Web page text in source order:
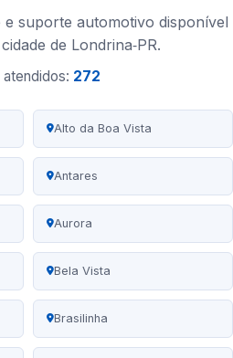
suporte automotivo disponível
de Londrina‑PR.
atendidos: 272
Alto da Boa Vista
Antares
Aurora
Bela Vista
Brasilinha